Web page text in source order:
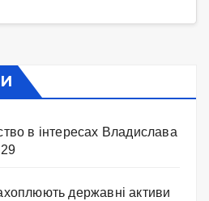
в інтересах Владислава
державні активи